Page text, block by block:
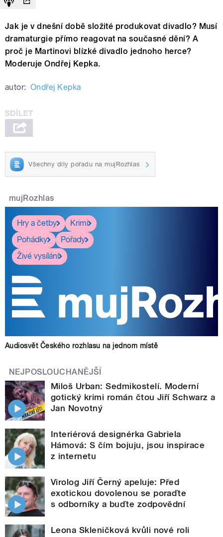
Jak je v dnešní době složité produkovat divadlo? Musí
dramaturgie přímo reagovat na současné dění? A
proč je Martinovi blízké divadlo jednoho herce?
Moderuje Ondřej Kepka.
autor: Ondřej Kepka
Všechny díly pořadu na mujRozhlas
mujRozhlas
Hry a četby
Krimi
Pohádky
Pořady
Živé vysílání
Audiosvět Českého rozhlasu na jednom místě
NEJPOSLOUCHANĚJŠÍ
Miloš Urban: Sedmikostelí. Moderní
gotický krimi román čtou Jiří Schwarz a
Jan Novotný
Interiérová designérka Gabriela
Hámová: S čím bojuju, jsou inspirace
z internetu
Virolog Jiří Černý apeluje: Před
exotickou dovolenou se poraďte
s odborníky a buďte zodpovědní
Leona Skleničková kvůli nové roli